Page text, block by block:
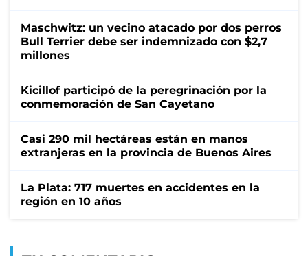
Maschwitz: un vecino atacado por dos perros
Bull Terrier debe ser indemnizado con $2,7
millones
Kicillof participó de la peregrinación por la
conmemoración de San Cayetano
Casi 290 mil hectáreas están en manos
extranjeras en la provincia de Buenos Aires
La Plata: 717 muertes en accidentes en la
región en 10 años